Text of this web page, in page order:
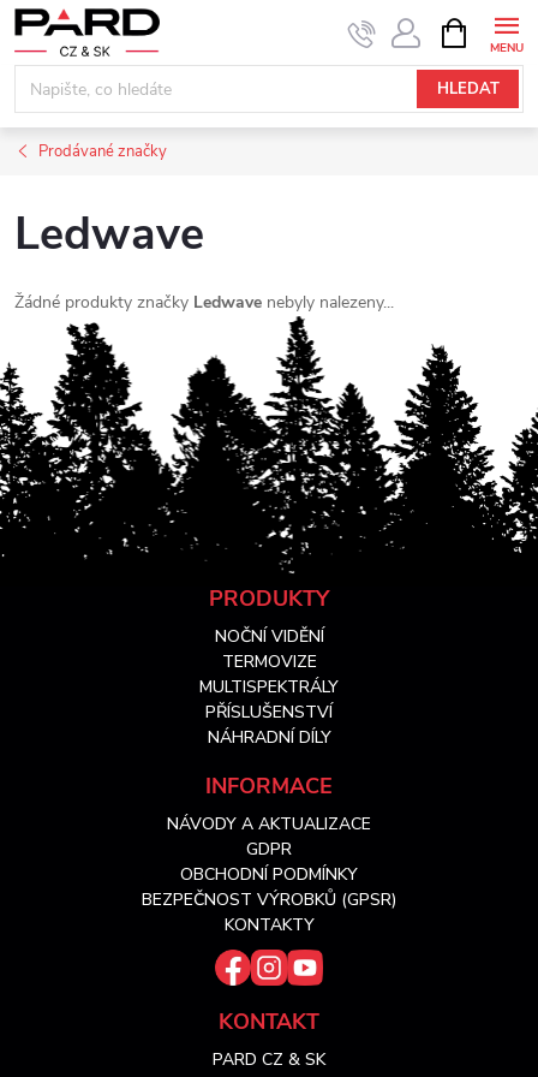
Přejít
na
obsah
HLEDAT
NÁKUPNÍ
KOŠÍK
Prodávané značky
Ledwave
Žádné produkty značky Ledwave nebyly nalezeny...
PRODUKTY
NOČNÍ VIDĚNÍ
TERMOVIZE
MULTISPEKTRÁLY
PŘÍSLUŠENSTVÍ
NÁHRADNÍ DÍLY
INFORMACE
NÁVODY A AKTUALIZACE
GDPR
OBCHODNÍ PODMÍNKY
BEZPEČNOST VÝROBKŮ (GPSR)
KONTAKTY
KONTAKT
PARD CZ & SK